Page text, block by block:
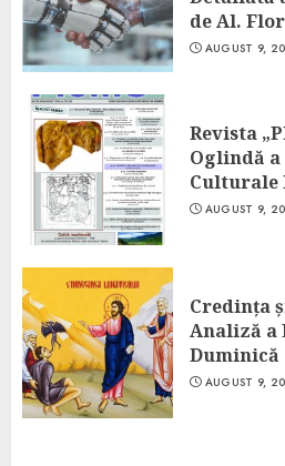
de Al.
AUGUST 9,
Revista
Oglindă
Culturale
AUGUST 9,
Credința
Analiză a
Duminică
AUGUST 9,